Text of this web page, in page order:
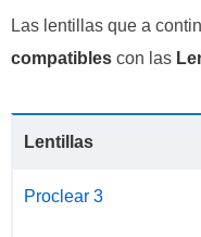
Las lentillas que a
compatibles con las
Lentillas
Proclear 3